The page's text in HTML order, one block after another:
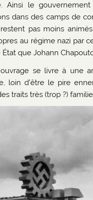
Ainsi le
dans des camps de
restent pas moins
au régime nazi par
que Johann
se livre à une
loin d’être le pire
traits très (trop ?)